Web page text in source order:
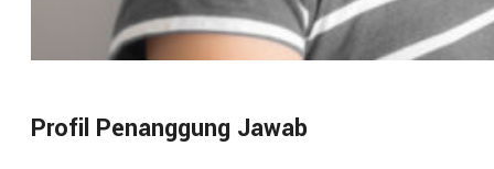
Profil Penanggung Jawab